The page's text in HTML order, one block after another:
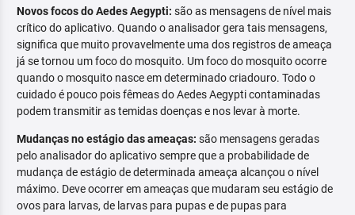
Novos focos do Aedes Aegypti: são as mensagens de nível mais
crítico do aplicativo. Quando o analisador gera tais mensagens,
significa que muito provavelmente uma dos registros de ameaça
já se tornou um foco do mosquito. Um foco do mosquito ocorre
quando o mosquito nasce em determinado criadouro. Todo o
cuidado é pouco pois fêmeas do Aedes Aegypti contaminadas
podem transmitir as temidas doenças e nos levar à morte.
Mudanças no estágio das ameaças: são mensagens geradas
pelo analisador do aplicativo sempre que a probabilidade de
mudança de estágio de determinada ameaça alcançou o nível
máximo. Deve ocorrer em ameaças que mudaram seu estágio de
ovos para larvas, de larvas para pupas e de pupas para